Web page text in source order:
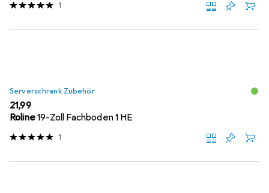
1
Serverschrank Zubehör
EUR
21,99
Roline19-Zoll Fachboden 1 HE
1